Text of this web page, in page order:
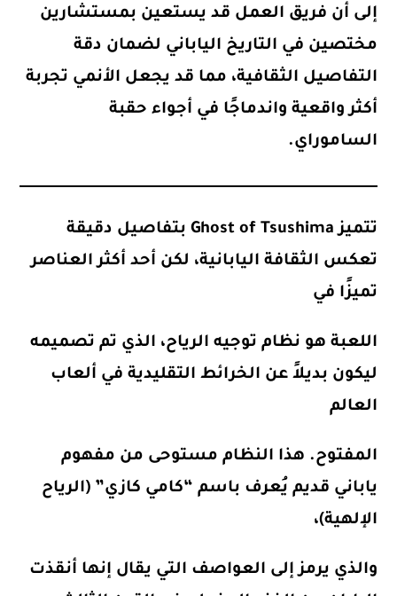
إلى أن فريق العمل قد يستعين بمستشارين
مختصين في التاريخ الياباني لضمان دقة
التفاصيل الثقافية، مما قد يجعل الأنمي تجربة
أكثر واقعية واندماجًا في أجواء حقبة
الساموراي.
تتميز Ghost of Tsushima بتفاصيل دقيقة
تعكس الثقافة اليابانية، لكن أحد أكثر العناصر
تميزًا في
اللعبة هو نظام توجيه الرياح، الذي تم تصميمه
ليكون بديلاً عن الخرائط التقليدية في ألعاب
العالم
المفتوح. هذا النظام مستوحى من مفهوم
ياباني قديم يُعرف باسم “كامي كازي” (الرياح
الإلهية)،
والذي يرمز إلى العواصف التي يقال إنها أنقذت